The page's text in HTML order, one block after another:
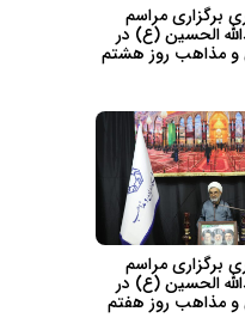
برگزاری مراسم
الحسین (ع) در
و مذاهب روز هشتم
برگزاری مراسم
الحسین (ع) در
و مذاهب روز هفتم